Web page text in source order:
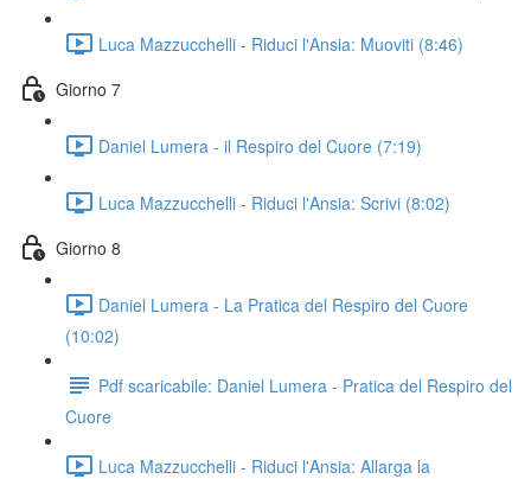
Luca Mazzucchelli - Riduci l'Ansia: Muoviti (8:46)
Giorno 7
Daniel Lumera - il Respiro del Cuore (7:19)
Luca Mazzucchelli - Riduci l'Ansia: Scrivi (8:02)
Giorno 8
Daniel Lumera - La Pratica del Respiro del Cuore
(10:02)
Pdf scaricabile: Daniel Lumera - Pratica del Respiro del
Cuore
Luca Mazzucchelli - Riduci l'Ansia: Allarga la